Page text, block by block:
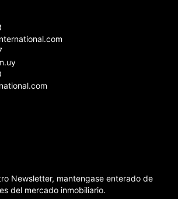
Newsletter, mantengase enterado de
del mercado inmobiliario.